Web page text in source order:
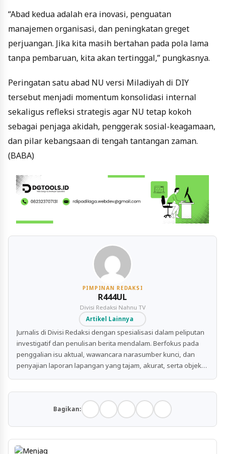
“Abad kedua adalah era inovasi, penguatan
manajemen organisasi, dan peningkatan greget
perjuangan. Jika kita masih bertahan pada pola lama
tanpa pembaruan, kita akan tertinggal,” pungkasnya.
Peringatan satu abad NU versi Miladiyah di DIY
tersebut menjadi momentum konsolidasi internal
sekaligus refleksi strategis agar NU tetap kokoh
sebagai penjaga akidah, penggerak sosial-keagamaan,
dan pilar kebangsaan di tengah tantangan zaman.
(BABA)
PIMPINAN REDAKSI
R444UL
Divisi Redaksi Nahnu TV
Artikel Lainnya
Jurnalis di Divisi Redaksi dengan spesialisasi dalam peliputan
investigatif dan penulisan berita mendalam. Berfokus pada
penggalian isu aktual, wawancara narasumber kunci, dan
penyajian laporan lapangan yang tajam, akurat, serta objektif
Bagikan: